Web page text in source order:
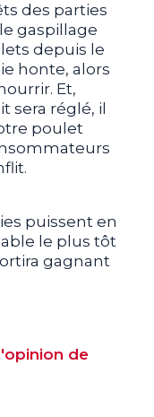
des parties
gaspillage
depuis le
honte, alors
Et,
sera réglé, il
poulet
puissent en
le plus tôt
gagnant
de